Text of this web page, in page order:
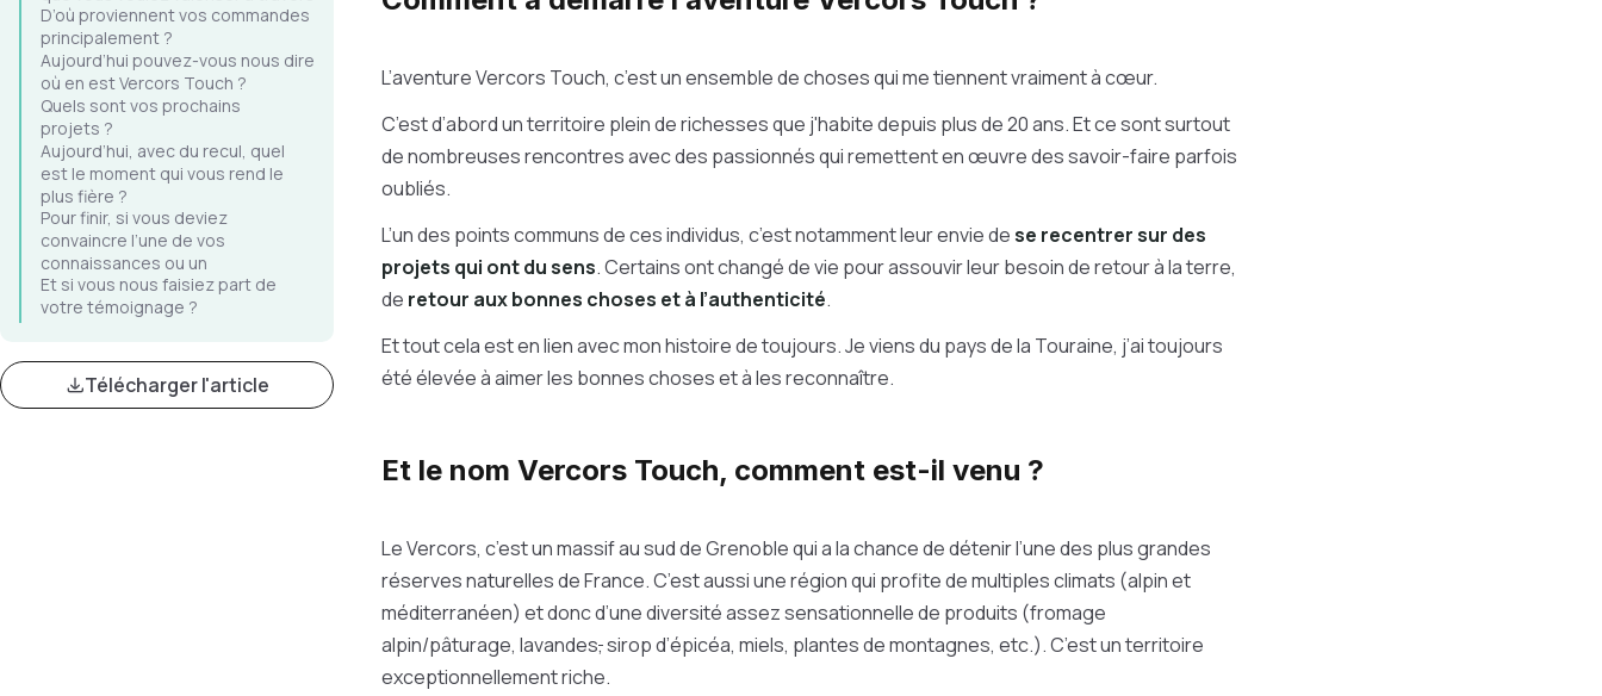
lui ?
D’où proviennent vos commandes
principalement ?
Aujourd’hui pouvez-vous nous dire
où en est Vercors Touch ?
Quels sont vos prochains
projets ?
Aujourd’hui, avec du recul, quel
est le moment qui vous rend le
plus fière ?
Pour finir, si vous deviez
convaincre l’une de vos
connaissances ou un
entrepreneur qui voudrait se
lancer, quel conseil lui donneriez-
Et si vous nous faisiez part de
votre témoignage ?
Télécharger l'article
L’aventure Vercors Touch, c’est un ensemble de choses qui me tiennent vraiment à cœur.
C’est d’abord un territoire plein de richesses que j'habite depuis plus de 20 ans. Et ce sont surtout
de nombreuses rencontres avec des passionnés qui remettent en œuvre des savoir-faire parfois
oubliés.
L’un des points communs de ces individus, c’est notamment leur envie dese recentrer sur des
projets qui ont du sens. Certains ont changé de vie pour assouvir leur besoin de retour à la terre,
de retour aux bonnes choses et à l’authenticité.
Et tout cela est en lien avec mon histoire de toujours. Je viens du pays de la Touraine, j’ai toujours
été élevée à aimer les bonnes choses et à les reconnaître.
Et le nom Vercors Touch, comment est-il venu ?
Le Vercors, c’est un massif au sud de Grenoble qui a la chance de détenir l’une des plus grandes
réserves naturelles de France. C’est aussi une région qui profite de multiples climats (alpin et
méditerranéen) et donc d’une diversité assez sensationnelle de produits (fromage
alpin/pâturage, lavandes,sirop d’épicéa, miels, plantes de montagnes, etc.). C’est un territoire
exceptionnellement riche.